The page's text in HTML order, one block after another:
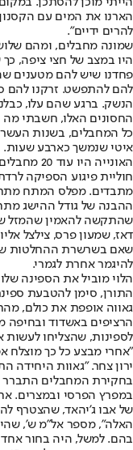
הארנו את המים עם
להרים ידיים".
שמונה מחבלים, ומהם
היו במצב של חצי ציפה,
פחדנו שיש להם מטענים
להם להתפשט. זרקנו להם
הנשק. ברגע שהם עלו,
החסונים האלו, חשבתי מה
כל המחבלים, בשנות
איטי שנמשך כארבע
האונייה
חוליית פיגוע הספיקה
מתבדים. מפלס המתח
ההבנה של גודל ההישג
שהתקשה להאמין שהמזל
דאז, שמעון פרס, צילצל
שאם בשרשרת ההחלטות
להיגמר אחרת לגמרי.
הלוי מוביל את הספינה
התורן, סימן להטבעת
גאווה אופפת את כולם,
הרציפים באשדוד ובחיפה
לספינות, שהצליחו לעשות
"אחרי מבצע כל כך מוצלח
ירון צחר. "גאוות היחידה
בחקירת המחבלים התברר
במפרץ הפרסי ובמצרים.
של אבו ג'יהאד, שהצטרף
האלה", מספר אל"מ ש',
בהם. למשל, היה בחור אחד